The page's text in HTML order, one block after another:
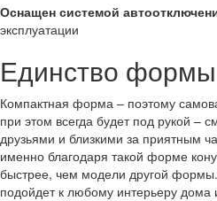
Оснащен системой
эксплуатации
Единство
Компактная форма – поэтому
при этом всегда будет под рукой –
друзьями и близкими за приятным
именно благодаря такой форме
быстрее, чем модели другой
подойдет к любому интерьеру дома